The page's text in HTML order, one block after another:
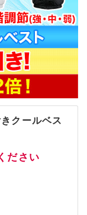
クールベス
ださい